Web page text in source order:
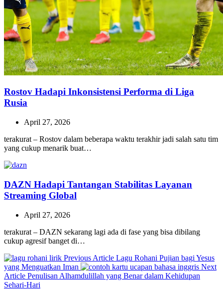
Rostov Hadapi Inkonsistensi Performa di Liga
Rusia
April 27, 2026
terakurat – Rostov dalam beberapa waktu terakhir jadi salah satu tim
yang cukup menarik buat…
DAZN Hadapi Tantangan Stabilitas Layanan
Streaming Global
April 27, 2026
terakurat – DAZN sekarang lagi ada di fase yang bisa dibilang
cukup agresif banget di…
Previous Article Previous
Post:
Lagu Rohani Pujian bagi Yesus
yang Menguatkan Iman
Next
Article Next
Post:
Penulisan Alhamdulillah yang Benar dalam Kehidupan
Sehari-Hari